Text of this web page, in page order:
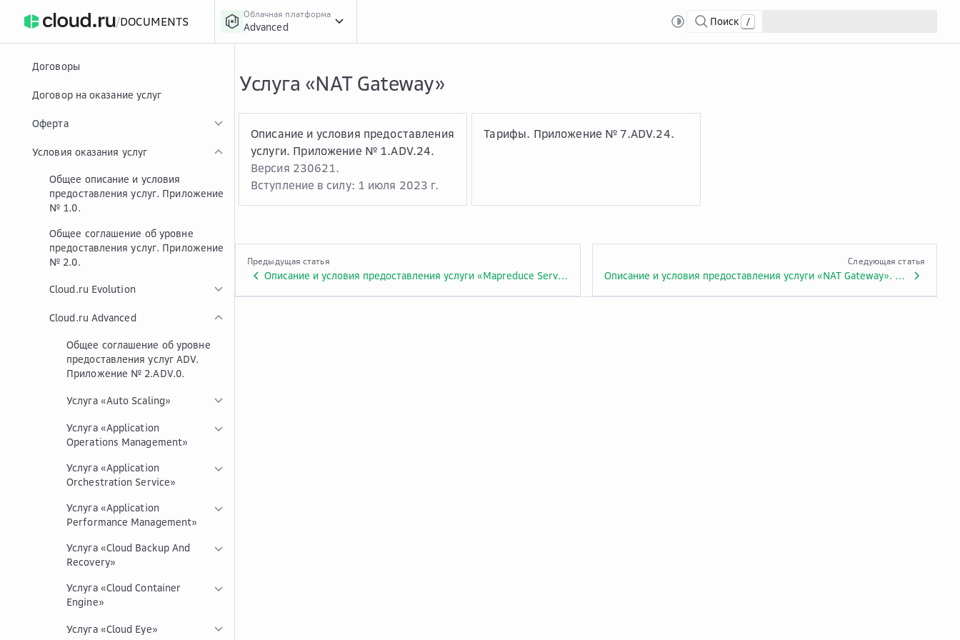
/DOCUMENTS
Облачная платформа
Advanced Поиск /
Договоры
Договор на оказание услуг
Оферта
Условия оказания услуг
Общее описание и условия
предоставления услуг. Приложение
№ 1.0.
Общее соглашение об уровне
предоставления услуг. Приложение
№ 2.0.
Cloud.ru Evolution
Cloud.ru Advanced
Общее соглашение об уровне
предоставления услуг ADV.
Приложение № 2.ADV.0.
Услуга «Auto Scaling»
Услуга «Application
Operations Management»
Услуга «Application
Orchestration Service»
Услуга «Application
Performance Management»
Услуга «Cloud Backup And
Recovery»
Услуга «Cloud Container
Engine»
Услуга «Cloud Eye»
Услуга «NAT Gateway»
Описание и условия предоставления
услуги. Приложение № 1.ADV.24.
Версия 230621.
Вступление в силу: 1 июля 2023 г.
Тарифы. Приложение № 7.ADV.24.
Предыдущая статья
Описание и условия предоставления услуги «Mapreduce Service». Приложение № 1.ADV.23.
Следующая статья
Описание и условия предоставления услуги «NAT Gateway». Приложение № 1.ADV.24.